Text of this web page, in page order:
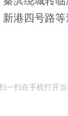
港四号路等
一扫在手机打开